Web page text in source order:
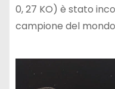
0, 27 KO) è stato
campione del